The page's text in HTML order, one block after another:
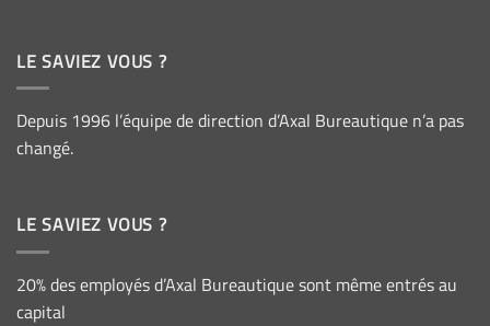
LE SAVIEZ VOUS ?
Depuis 1996 l’équipe de direction d’Axal Bureautique n’a pas
changé.
LE SAVIEZ VOUS ?
20% des employés d’Axal Bureautique sont même entrés au
capital